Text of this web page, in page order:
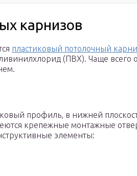
карнизов
пластиковый потолочный
(ПВХ). Чаще всего
профиль, в нижней
крепежные монтажные
элементы: